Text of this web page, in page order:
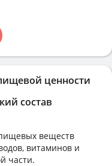
ценности
состав
веществ
витаминов и
части.